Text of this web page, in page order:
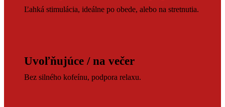
Ľahká stimulácia, ideálne po obede, alebo na stretnutia.
Uvoľňujúce / na večer
Bez silného kofeínu, podpora relaxu.